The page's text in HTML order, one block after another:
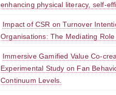
enhancing physical literacy, self-
Impact of CSR on Turnover
Organisations: The Mediating
Immersive Gamified Value Co-
Experimental Study on Fan
Continuum Levels.